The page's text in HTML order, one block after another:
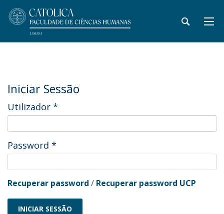
Iniciar Sessão
Utilizador *
Password *
Recuperar password / Recuperar password UCP
INICIAR SESSÃO